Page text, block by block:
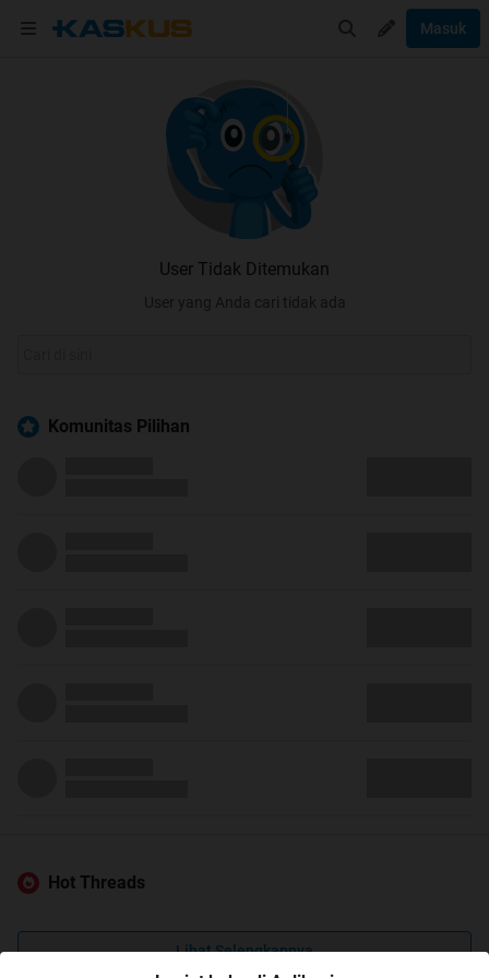
Masuk
User Tidak Ditemukan
User yang Anda cari tidak ada
Komunitas Pilihan
Hot Threads
Lihat Selengkapnya